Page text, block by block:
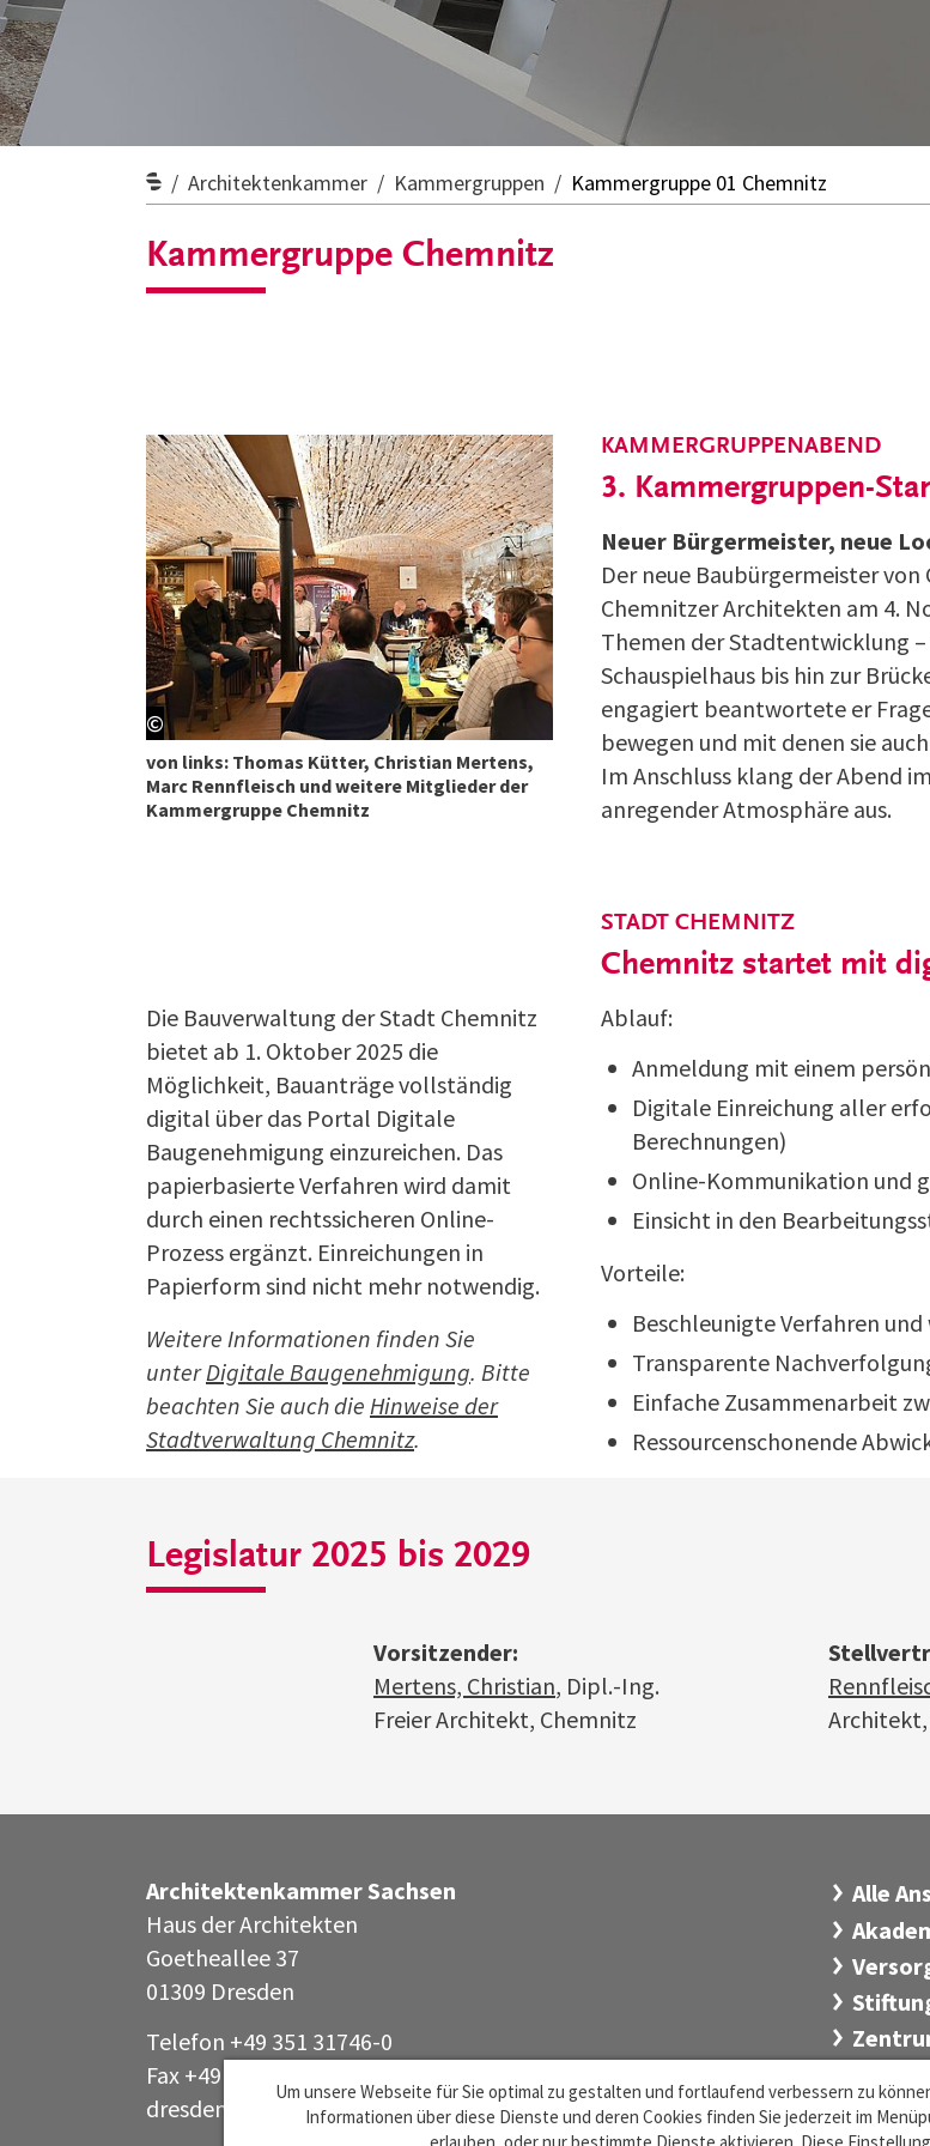
Architektenkammer Kammergruppen Kammergruppe 01 Chemnitz
Kammergruppe Chemnitz
von links: Thomas Kütter, Christian Mertens,
Marc Rennfleisch und weitere Mitglieder der
Kammergruppe Chemnitz
©
3. Kammergruppen-
KAMMERGRUPPENABEND
Neuer Bürgermeister, neue
Der neue Baubürgermeister
Chemnitzer Architekten am 4.
Themen der Stadtentwicklung
Schauspielhaus bis hin zur
engagiert beantwortete er
bewegen und mit denen sie
Im Anschluss klang der Abend
anregender Atmosphäre aus.
Die Bauverwaltung der Stadt Chemnitz
bietet ab 1. Oktober 2025 die
Möglichkeit, Bauanträge vollständig
digital über das Portal Digitale
Baugenehmigung einzureichen. Das
papierbasierte Verfahren wird damit
durch einen rechtssicheren Online-
Prozess ergänzt. Einreichungen in
Papierform sind nicht mehr notwendig.
Weitere Informationen finden Sie
unterDigitale Baugenehmigung. Bitte
beachten Sie auch die Hinweise der
Stadtverwaltung Chemnitz.
Chemnitz startet mit
STADT CHEMNITZ
Ablauf:
Anmeldung mit einem
Digitale Einreichung aller
Berechnungen)
Online-Kommunikation und
Einsicht in den
Vorteile:
Beschleunigte Verfahren
Transparente
Einfache Zusammenarbeit
Ressourcenschonende
Legislatur 2025 bis 2029
Vorsitzender:
Mertens, Christian, Dipl.-Ing.
Freier Architekt, Chemnitz
Architektenkammer Sachsen
Haus der Architekten
Goetheallee 37
01309 Dresden
Telefon +49 351 31746-0
Fax +49 351 31746-44
dresden@aksachsen·org
Alle
Um unsere Webseite für Sie optimal zu gestalten und fortlaufend verbessern zu
Informationen über diese Dienste und deren Cookies finden Sie jederzeit im